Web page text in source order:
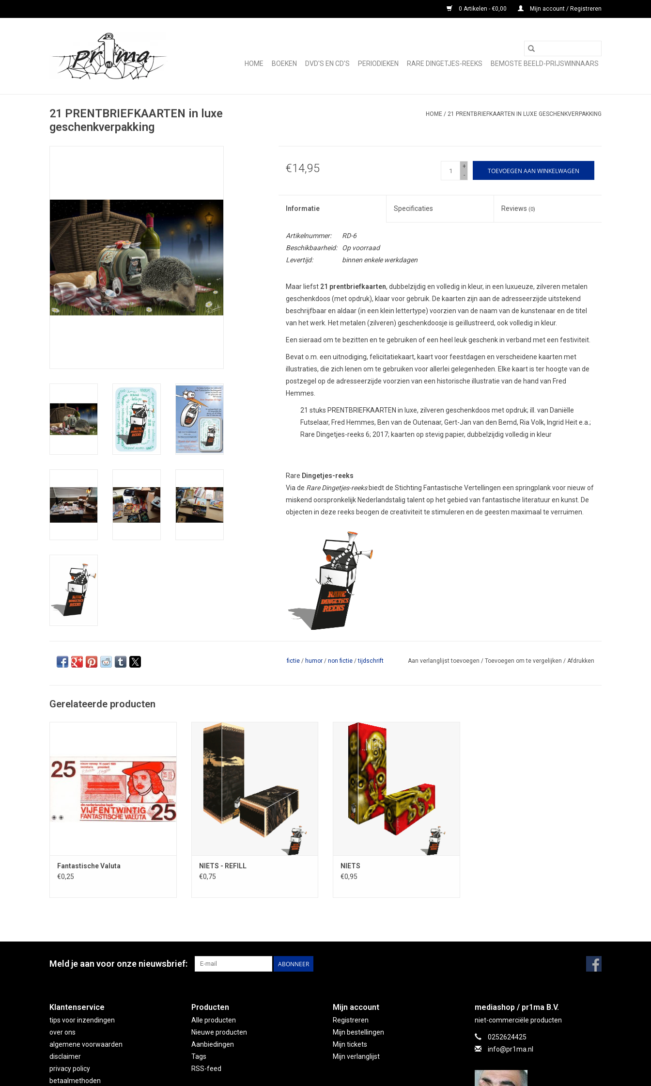
0 Artikelen - €0,00 Mijn account / Registreren
HOME BOEKEN DVD'S EN CD'S PERIODIEKEN RARE DINGETJES-REEKS BEMOSTE BEELD-PRIJSWINNAARS
21 PRENTBRIEFKAARTEN in luxe
geschenkverpakking
HOME / 21 PRENTBRIEFKAARTEN IN LUXE GESCHENKVERPAKKING
€14,95
+
-
TOEVOEGEN AAN WINKELWAGEN
Informatie Specificaties Reviews (0)
Artikelnummer:
RD-6
Beschikbaarheid:
Op voorraad
Levertijd:
binnen enkele werkdagen
Maar liefst 21 prentbriefkaarten, dubbelzijdig en volledig in kleur, in een luxueuze, zilveren metalen
geschenkdoos (met opdruk), klaar voor gebruik. De kaarten zijn aan de adresseerzijde uitstekend
beschrijfbaar en aldaar (in een klein lettertype) voorzien van de naam van de kunstenaar en de titel
van het werk. Het metalen (zilveren) geschenkdoosje is geïllustreerd, ook volledig in kleur.
Een sieraad om te bezitten en te gebruiken of een heel leuk geschenk in verband met een festiviteit.
Bevat o.m. een uitnodiging, felicitatiekaart, kaart voor feestdagen en verscheidene kaarten met
illustraties, die zich lenen om te gebruiken voor allerlei gelegenheden. Elke kaart is ter hoogte van de
postzegel op de adresseerzijde voorzien van een historische illustratie van de hand van Fred
Hemmes.
21 stuks PRENTBRIEFKAARTEN in luxe, zilveren geschenkdoos met opdruk; ill. van Daniëlle
Futselaar, Fred Hemmes, Ben van de Outenaar, Gert-Jan van den Bemd, Ria Volk, Ingrid Heit e.a.;
Rare Dingetjes-reeks 6; 2017; kaarten op stevig papier, dubbelzijdig volledig in kleur
Rare Dingetjes-reeks
Via de Rare Dingetjes-reeks biedt de Stichting Fantastische Vertellingen een springplank voor nieuw of
miskend oorspronkelijk Nederlandstalig talent op het gebied van fantastische literatuur en kunst. De
objecten in deze reeks beogen de creativiteit te stimuleren en de geesten maximaal te verruimen.
fictie / humor / non fictie /tijdschrift Aan verlanglijst toevoegen / Toevoegen om te vergelijken / Afdrukken
Gerelateerde producten
2004 door de (afgebeelde) Nederlandse
Bank uitgegeven biljet van 25 Fantastische
Valuta
Fantastische Valuta
€0,25
(optie 1) Remco Meisner of (optie 2) Anaïd
Haen; Rare Dingetjes-reeks 3; karton; 1e run
2014; uitg. Stichting Fantastische
Vertellingen; de aanleidinggevend
hoofdverpakking is separaat leverbaar
TOEVOEGEN AAN WINKELWAGEN
NIETS - REFILL
€0,75
NIETS; Gidion van de Swaluw;
slijbuiter/gewijsaanwijbruiksing Remco
Meisner; Rare Dingetjes-reeks 2; karton; 1e
run 2014; uitg. Stichting Fantastische
Vertellingen; de bijbehorende refill is ook
beschikbaar
TOEVOEGEN AAN WINKELWAGEN
NIETS
€0,95
Meld je aan voor onze nieuwsbrief: ABONNEER
Klantenservice
tips voor inzendingen
over ons
algemene voorwaarden
disclaimer
privacy policy
betaalmethoden
Producten
Alle producten
Nieuwe producten
Aanbiedingen
Tags
RSS-feed
Mijn account
Registreren
Mijn bestellingen
Mijn tickets
Mijn verlanglijst
mediashop / pr1ma B.V.
niet-commerciële producten
0252624425
info@pr1ma.nl